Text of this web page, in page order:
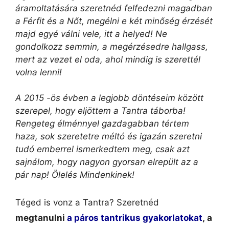
áramoltatására szeretnéd felfedezni magadban
a Férfit és a Nőt, megélni e két minőség érzését
majd egyé válni vele, itt a helyed! Ne
gondolkozz semmin, a megérzésedre hallgass,
mert az vezet el oda, ahol mindig is szerettél
volna lenni!
A 2015 -ös évben a legjobb döntéseim között
szerepel, hogy eljöttem a Tantra táborba!
Rengeteg élménnyel gazdagabban tértem
haza, sok szeretetre méltó és igazán szeretni
tudó emberrel ismerkedtem meg, csak azt
sajnálom, hogy nagyon gyorsan elrepült az a
pár nap! Ölelés Mindenkinek!
Téged is vonz a Tantra? Szeretnéd
megtanulni a páros tantrikus gyakorlatokat, a